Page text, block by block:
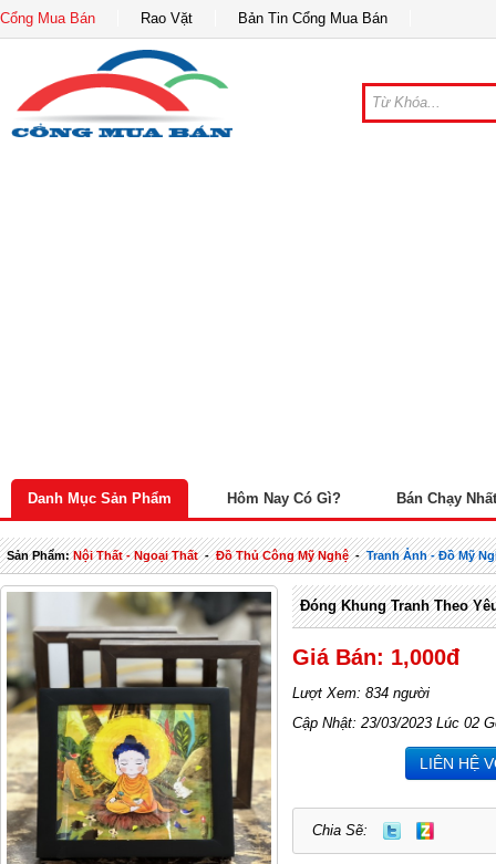
Cổng Mua Bán Rao Vặt Bản Tin Cổng Mua Bán
Danh Mục Sản Phẩm Hôm Nay Có Gì? Bán Chạy Nhất
Sản Phẩm:Nội Thất - Ngoại Thất-Đồ Thủ Công Mỹ Nghệ-Tranh Ảnh - Đồ Mỹ
Đóng Khung Tranh Theo
Giá Bán: 1,000đ
Lượt Xem: 834 người
Cập Nhật: 23/03/2023 Lúc 02
LIÊN HỆ
Chia Sẽ: